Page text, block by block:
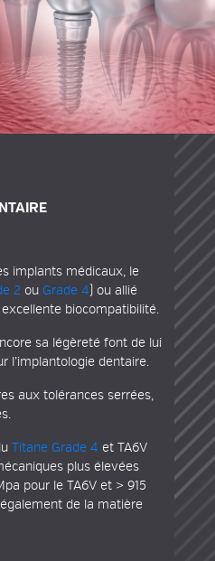
implants médicaux, le
2 ou Grade 4 ) ou allié
excellente biocompatibilité.
sa légèreté font de lui
l’implantologie dentaire.
aux tolérances serrées,
Titane Grade 4 et TA6V
plus élevées
pour le TA6V et > 915
de la matière